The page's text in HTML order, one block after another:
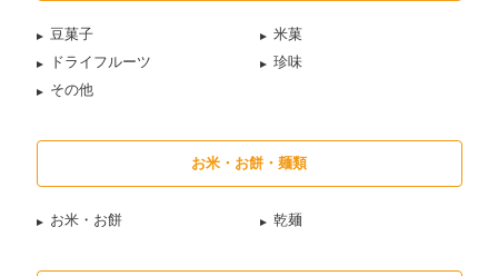
豆菓子
米菓
ドライフルーツ
珍味
その他
お米・お餅・麺類
お米・お餅 乾麺